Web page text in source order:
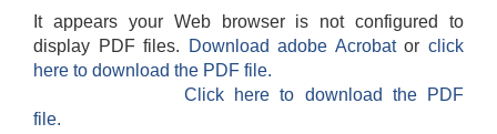
It appears your Web browser is not configured to
display PDF files.
Download adobe Acrobatorclick
here to download the PDF file.
Click here to download the PDF
file.